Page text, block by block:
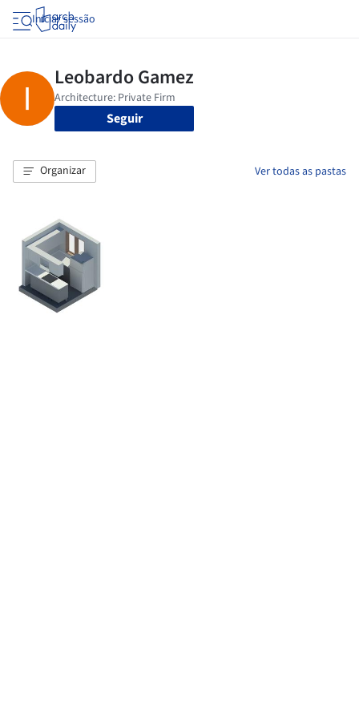
Iniciar sessão
Seguir
Organizar Ver todas as pastas